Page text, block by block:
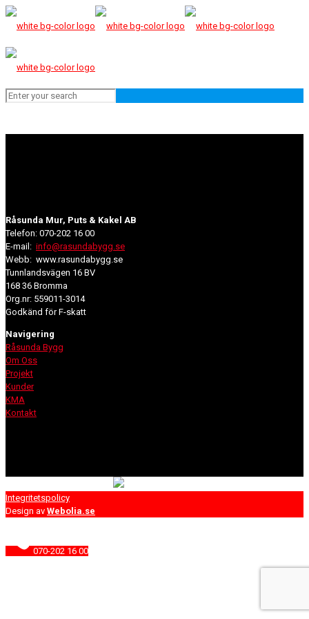
Råsunda Mur, Puts & Kakel AB
Telefon: 070-202 16 00
E-mail: info@rasundabygg.se
Webb: www.rasundabygg.se
Tunnlandsvägen 16 BV
168 36 Bromma
Org.nr: 559011-3014
Godkänd för F-skatt
Navigering
Råsunda Bygg
Om Oss
Projekt
Kunder
KMA
Kontakt
Integritetspolicy
Design av Webolia.se
070-202 16 00